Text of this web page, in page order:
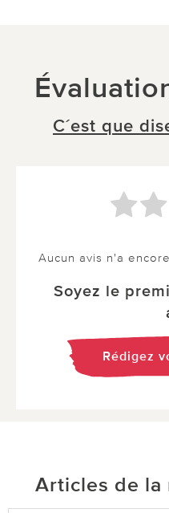
C´est que
Aucun avis n'a
Soyez le
Rédigez
Articles de la